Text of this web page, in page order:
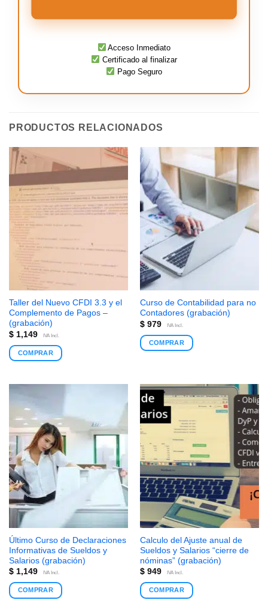
Acceso Inmediato
Certificado al finalizar
Pago Seguro
PRODUCTOS RELACIONADOS
Taller del Nuevo CFDI 3.3 y el
Complemento de Pagos –
(grabación)
$1,149 IVA Incl.
COMPRAR
Curso de Contabilidad para no
Contadores (grabación)
$979 IVA Incl.
COMPRAR
Último Curso de Declaraciones
Informativas de Sueldos y
Salarios (grabación)
$1,149 IVA Incl.
COMPRAR
Calculo del Ajuste anual de
Sueldos y Salarios “cierre de
nóminas” (grabación)
$949 IVA Incl.
COMPRAR